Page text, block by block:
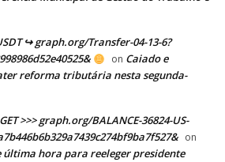
↪ graph.org/Transfer-04-13-6?
on Caiado e
reforma tributária nesta segunda-
>>> graph.org/BALANCE-36824-US-
on
última hora para reeleger presidente